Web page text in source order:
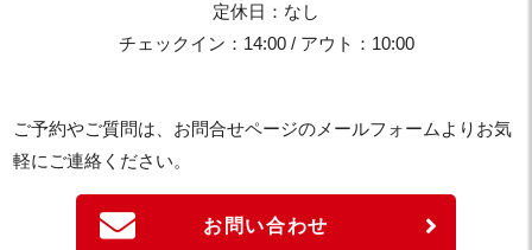
定休日：なし
チェックイン：14:00 / アウト：10:00
ご予約やご質問は、お問合せページのメールフォームよりお気
軽にご連絡ください。
お問い合わせ